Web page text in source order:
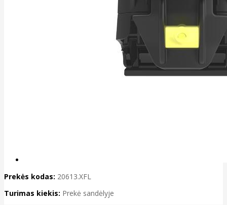
Prekės kodas: 20613.XFL
Turimas kiekis: Prekė sandėlyje